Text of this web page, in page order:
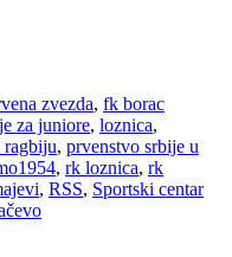
zvezda, fk borac
za juniore, loznica,
ragbiju, prvenstvo srbije u
, rk loznica, rk
, RSS, Sportski centar